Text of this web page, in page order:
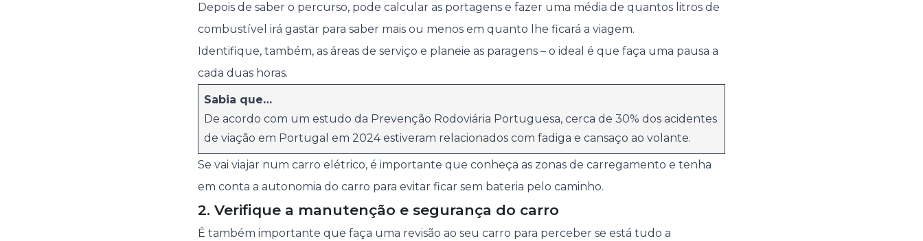
Depois de saber o percurso, pode calcular as portagens e fazer uma média de quantos litros de
combustível irá gastar para saber mais ou menos em quanto lhe ficará a viagem.
Identifique, também, as áreas de serviço e planeie as paragens – o ideal é que faça uma pausa a
cada duas horas.
Sabia que…
De acordo com um estudo da Prevenção Rodoviária Portuguesa, cerca de 30% dos acidentes
de viação em Portugal em 2024 estiveram relacionados com fadiga e cansaço ao volante.
Se vai viajar num carro elétrico, é importante que conheça as zonas de carregamento e tenha
em conta a autonomia do carro para evitar ficar sem bateria pelo caminho.
2. Verifique a manutenção e segurança do carro
É também importante que faça uma revisão ao seu carro para perceber se está tudo a